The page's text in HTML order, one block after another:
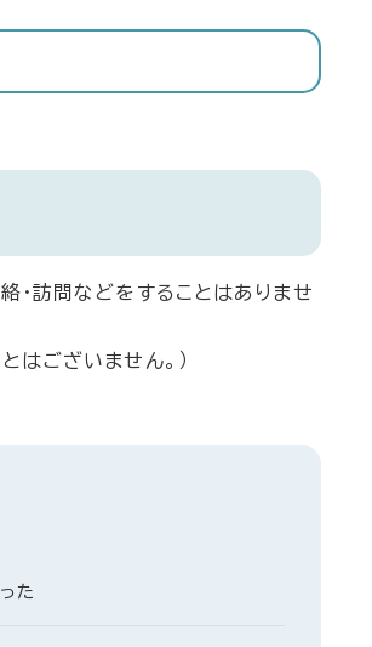
・訪問などをすることはありませ
はございません。）
た